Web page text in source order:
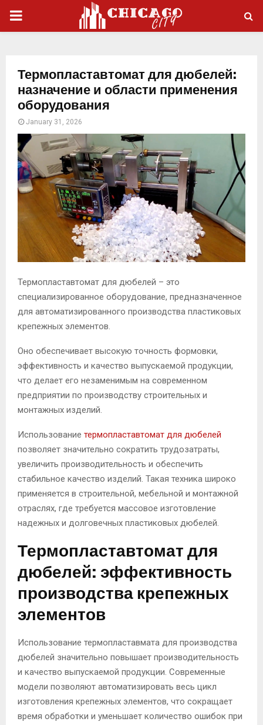
PRIMARY
Термопластавтомат для дюбелей:
назначение и области применения
оборудования
January 31, 2026
Термопластавтомат для дюбелей – это
специализированное оборудование, предназначенное
для автоматизированного производства пластиковых
крепежных элементов.
Оно обеспечивает высокую точность формовки,
эффективность и качество выпускаемой продукции,
что делает его незаменимым на современном
предприятии по производству строительных и
монтажных изделий.
Использование термопластавтомат для дюбелей
позволяет значительно сократить трудозатраты,
увеличить производительность и обеспечить
стабильное качество изделий. Такая техника широко
применяется в строительной, мебельной и монтажной
отраслях, где требуется массовое изготовление
надежных и долговечных пластиковых дюбелей.
Термопластавтомат для
дюбелей: эффективность
производства крепежных
элементов
Использование термопластавмата для производства
дюбелей значительно повышает производительность
и качество выпускаемой продукции. Современные
модели позволяют автоматизировать весь цикл
изготовления крепежных элементов, что сокращает
время обработки и уменьшает количество ошибок при